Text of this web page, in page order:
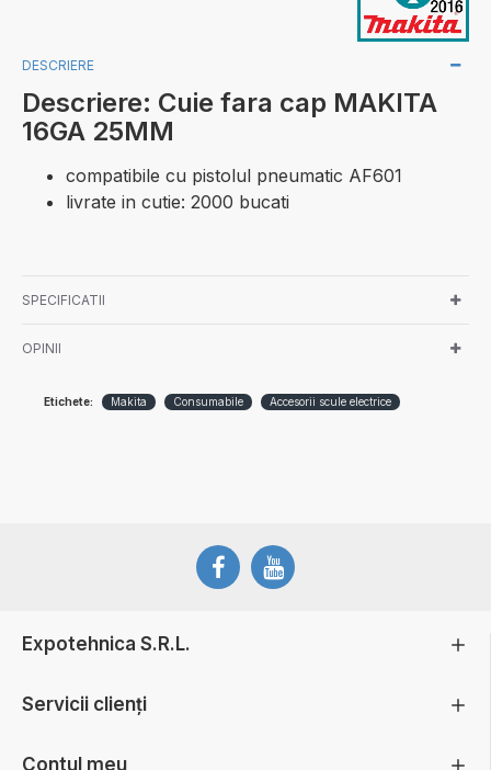
DESCRIERE
Descriere: Cuie fara cap MAKITA
16GA 25MM
compatibile cu pistolul pneumatic AF601
livrate in cutie: 2000 bucati
SPECIFICATII
OPINII
Etichete: Makita Consumabile Accesorii scule electrice
Expotehnica S.R.L.
Servicii clienți
Contul meu